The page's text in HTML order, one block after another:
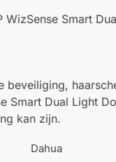
WizSense Smart
Smart Dual Light
kan zijn.
Dahua